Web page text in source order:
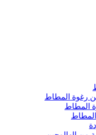
رغوة المطاط
المطاط